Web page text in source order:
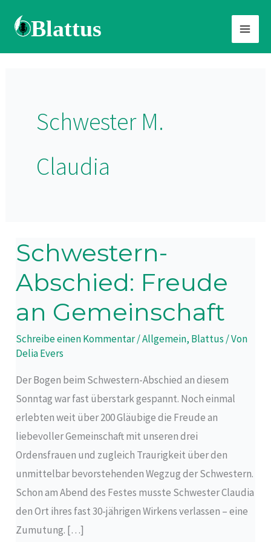
Inhalt
Schwester M.
Claudia
Schwestern-
Abschied: Freude
an Gemeinschaft
Schreibe einen Kommentar/Allgemein, Blattus / Von
Delia Evers
Der Bogen beim Schwestern-Abschied an diesem
Sonntag war fast überstark gespannt. Noch einmal
erlebten weit über 200 Gläubige die Freude an
liebevoller Gemeinschaft mit unseren drei
Ordensfrauen und zugleich Traurigkeit über den
unmittelbar bevorstehenden Wegzug der Schwestern.
Schon am Abend des Festes musste Schwester Claudia
den Ort ihres fast 30-jährigen Wirkens verlassen – eine
Zumutung. […]
Schwestern-
Abschied:
Freude
Gemeinschaft